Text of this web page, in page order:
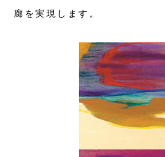
廊を実現します。